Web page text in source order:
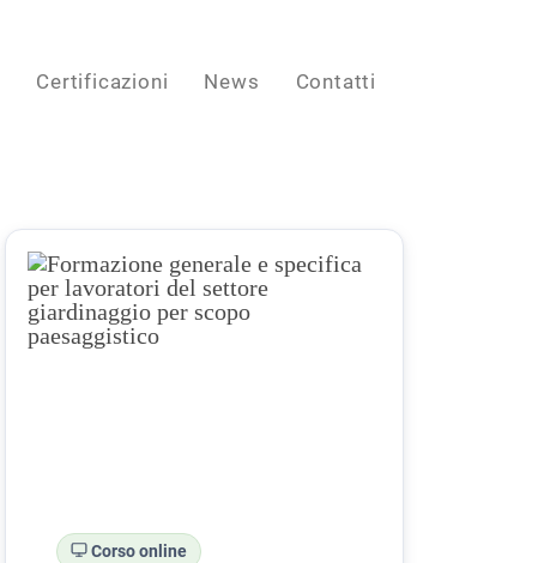
Certificazioni News Contatti
Corso online